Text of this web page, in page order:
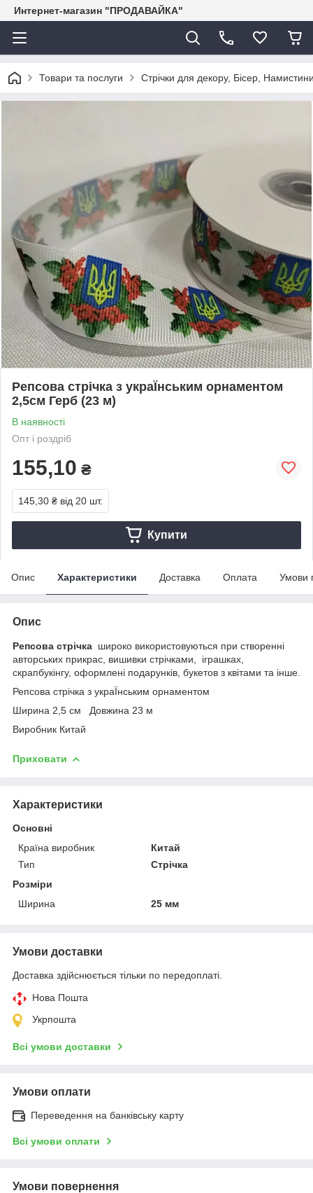
Интернет-магазин "ПРОДАВАЙКА"
Товари та послуги Стрічки для декору, Бісер,
Репсова стрічка з украЇнським орнаментом
2,5см Герб (23 м)
В наявності
Опт і роздріб
155,10 ₴
145,30 ₴ від 20 шт.
Купити
Опис Характеристики Доставка Оплата Умови
Опис
Репсова стрічка широко використовуються при створенні
авторських прикрас, вишивки стрічками, іграшках,
скрапбукінгу, оформлені подарунків, букетов з квітами та інше.
Репсова стрічка з украЇнським орнаментом
Ширина 2,5 см Довжина 23 м
Виробник Китай
Приховати
Характеристики
Основні
Країна виробник
Китай
Тип
Стрічка
Розміри
Ширина
25 мм
Умови доставки
Доставка здійснюється тільки по передоплаті.
Нова Пошта
Укрпошта
Всі умови доставки
Умови оплати
Переведення на банківську карту
Всі умови оплати
Умови повернення